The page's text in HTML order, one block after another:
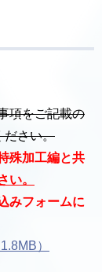
項をご記載の
ださい。
殊加工編と共
い。
みフォームに
）